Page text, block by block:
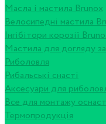
Масла і мастила Brunox
Велосипедні мастила
Інгібітори корозії
Мастила для догляду
Риболовля
Рибальські снасті
Аксесуари для
Все для монтажу
Термопродукція